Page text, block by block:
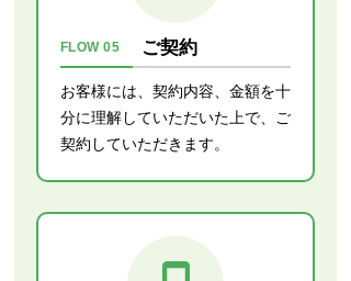
FLOW 05 ご契約
お客様には、契約内容、金額を十
分に理解していただいた上で、ご
契約していただきます。